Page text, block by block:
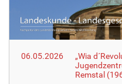
r
e
:
06.05.2026
„Wia
Remstal